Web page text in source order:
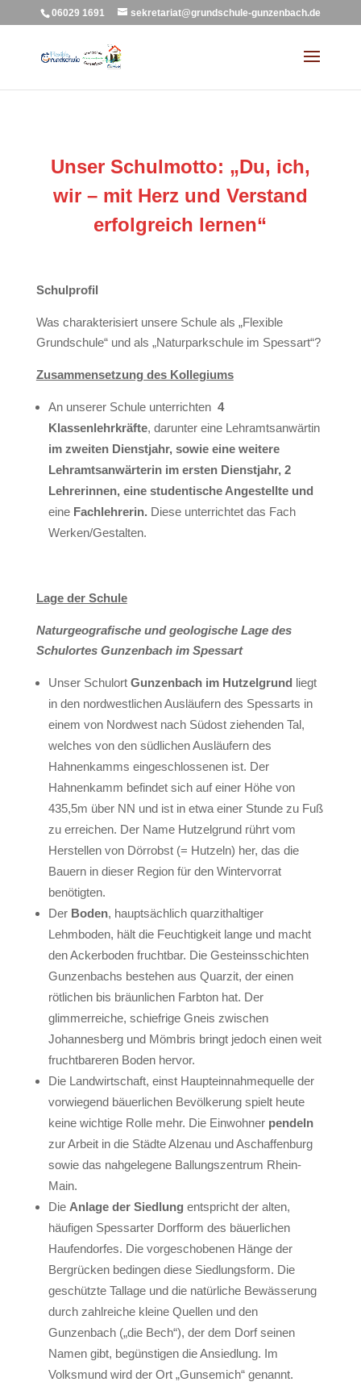
06029 1691 sekretariat@grundschule-gunzenbach.de
Unser Schulmotto: „Du, ich,
wir – mit Herz und Verstand
erfolgreich lernen“
Schulprofil
Was charakterisiert unsere Schule als „Flexible
Grundschule“ und als „Naturparkschule im Spessart“?
Zusammensetzung des Kollegiums
An unserer Schule unterrichten 4
Klassenlehrkräfte, darunter eine Lehramtsanwärtin
im zweiten Dienstjahr, sowie eine weitere
Lehramtsanwärterin im ersten Dienstjahr, 2
Lehrerinnen, eine studentische Angestellte und
eine Fachlehrerin. Diese unterrichtet das Fach
Werken/Gestalten.
Lage der Schule
Naturgeografische und geologische Lage des
Schulortes Gunzenbach im Spessart
Unser Schulort Gunzenbach im Hutzelgrund liegt
in den nordwestlichen Ausläufern des Spessarts in
einem von Nordwest nach Südost ziehenden Tal,
welches von den südlichen Ausläufern des
Hahnenkamms eingeschlossenen ist. Der
Hahnenkamm befindet sich auf einer Höhe von
435,5m über NN und ist in etwa einer Stunde zu Fuß
zu erreichen. Der Name Hutzelgrund rührt vom
Herstellen von Dörrobst (= Hutzeln) her, das die
Bauern in dieser Region für den Wintervorrat
benötigten.
Der Boden, hauptsächlich quarzithaltiger
Lehmboden, hält die Feuchtigkeit lange und macht
den Ackerboden fruchtbar. Die Gesteinsschichten
Gunzenbachs bestehen aus Quarzit, der einen
rötlichen bis bräunlichen Farbton hat. Der
glimmerreiche, schiefrige Gneis zwischen
Johannesberg und Mömbris bringt jedoch einen weit
fruchtbareren Boden hervor.
Die Landwirtschaft, einst Haupteinnahmequelle der
vorwiegend bäuerlichen Bevölkerung spielt heute
keine wichtige Rolle mehr. Die Einwohner pendeln
zur Arbeit in die Städte Alzenau und Aschaffenburg
sowie das nahgelegene Ballungszentrum Rhein-
Main.
Die Anlage der Siedlung entspricht der alten,
häufigen Spessarter Dorfform des bäuerlichen
Haufendorfes. Die vorgeschobenen Hänge der
Bergrücken bedingen diese Siedlungsform. Die
geschützte Tallage und die natürliche Bewässerung
durch zahlreiche kleine Quellen und den
Gunzenbach („die Bech“), der dem Dorf seinen
Namen gibt, begünstigen die Ansiedlung. Im
Volksmund wird der Ort „Gunsemich“ genannt.